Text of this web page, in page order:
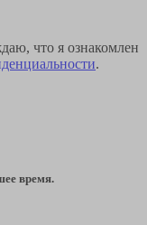
что я ознакомлен
.
время.